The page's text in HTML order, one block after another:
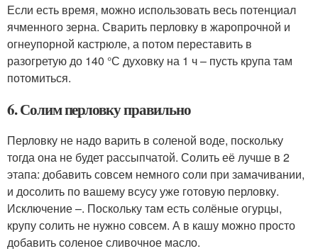
Если есть время, можно использовать весь потенциал
ячменного зерна. Сварить перловку в жаропрочной и
огнеупорной кастрюле, а потом переставить в
разогретую до 140 °С духовку на 1 ч – пусть крупа там
потомиться.
6. Солим перловку правильно
Перловку не надо варить в соленой воде, поскольку
тогда она не будет рассыпчатой. Солить её лучше в 2
этапа: добавить совсем немного соли при замачивании,
и досолить по вашему всусу уже готовую перловку.
Исключение –. Поскольку там есть солёные огурцы,
крупу солить не нужно совсем. А в кашу можно просто
добавить соленое сливочное масло.